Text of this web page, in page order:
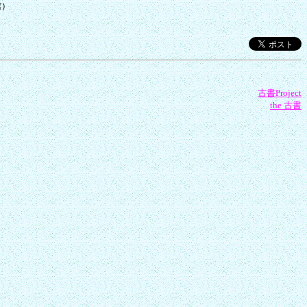
古書Project
the 古書